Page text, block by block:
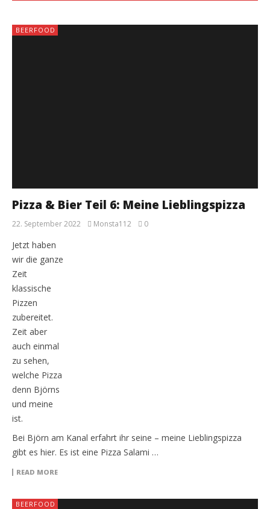
BEERFOOD
Pizza & Bier Teil 6: Meine Lieblingspizza
22. September 2022 Monsta112 0
Jetzt haben
wir die ganze
Zeit
klassische
Pizzen
zubereitet.
Zeit aber
auch einmal
zu sehen,
welche Pizza
denn Björns
und meine
ist.
Bei Björn am Kanal erfahrt ihr seine – meine Lieblingspizza
gibt es hier. Es ist eine Pizza Salami …
READ MORE
BEERFOOD